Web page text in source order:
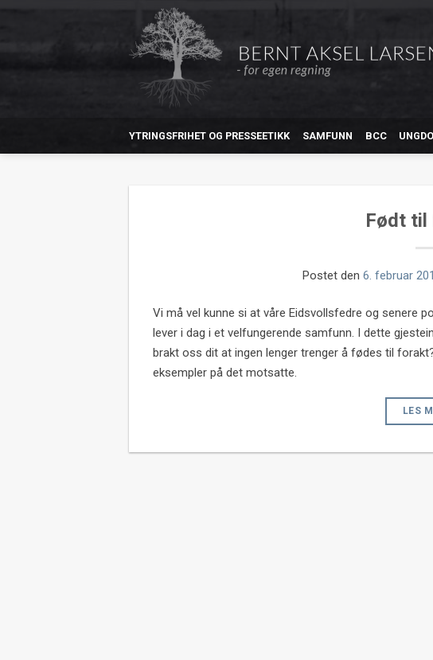
YTRINGSFRIHET OG PRESSEETIKK SAMFUNN BCC
Født
Postet den 6. februar
Vi må vel kunne si at våre Eidsvollsfedre og senere
lever i dag i et velfungerende samfunn. I dette
brakt oss dit at ingen lenger trenger å fødes til
eksempler på det motsatte.
LES